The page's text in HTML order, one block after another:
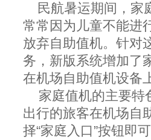
民航暑运期间，家
常常因为儿童不能进
放弃自助值机。针对
务，新版系统增加了
在机场自助值机设备
家庭值机的主要特
出行的旅客在机场自
择“家庭入口”按钮即